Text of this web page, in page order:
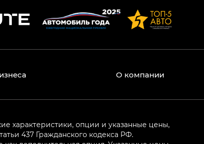
О компании
характеристики, опции и указанные цены,
437 Гражданского кодекса РФ.